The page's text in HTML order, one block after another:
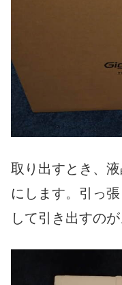
取り出すとき、
にします。引っ
して引き出すのが